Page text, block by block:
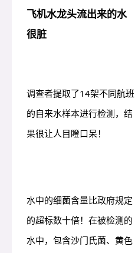
飞机水龙头流出来的水
很脏
调查者提取了14架不同航班
的自来水样本进行检测，结
果很让人目瞪口呆！
水中的细菌含量比政府规定
的超标数十倍！在被检测的
水中，包含沙门氏菌、黄色